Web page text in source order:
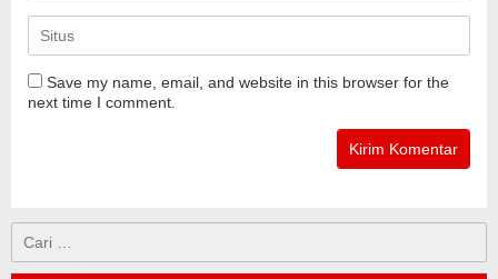
Save my name, email, and website in this browser for the
next time I comment.
untuk: